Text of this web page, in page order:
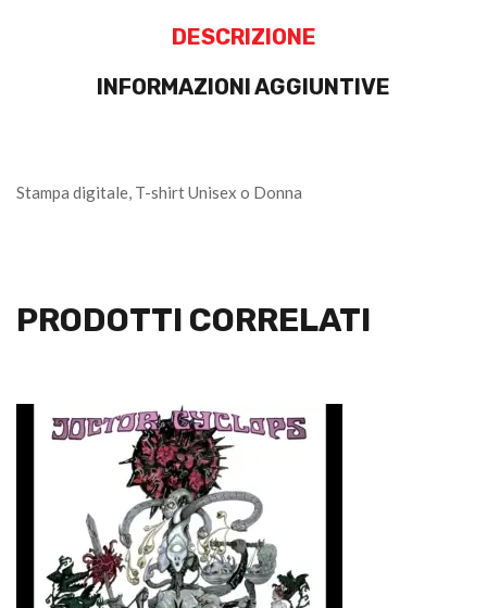
DESCRIZIONE
INFORMAZIONI AGGIUNTIVE
Stampa digitale, T-shirt Unisex o Donna
PRODOTTI CORRELATI